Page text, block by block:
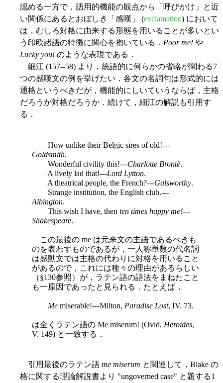
認める一方で，語用的機能の観点から「呼びかけ」と近
い関係にあるとおぼしき「感嘆」 (exclamation) において
は，むしろ対格に由来する形態を用いることが多いとい
う印欧諸語の特徴に関心を抱いている． Poor me! や
Lucky you! のような表現である．
細江 (157--58) より，統語的に何らかの省略が関わる7
つの感嘆文の例を挙げたい．各文の名詞句は形式的には
通格というべきだが，機能的にしいていうならば，主格
だろうか対格だろうか．続けて，細江の解説も引用す
る．
How unlike their Belgic sires of old!---
Goldsmith.
Wonderful civility this!---Charlotte Brontë.
A lively lad that!---Lord Lytton.
A theatrical people, the French?---Galsworthy.
Strange institution, the English club.---
Albington.
This wish I have, then ten times happy me!---
Shakespeare.
この最後の me は元来文の主語であるべきも
のを表わすものであるが，一人称単数の代名詞
は感動文では主格の代わりに対格を用いること
があるので，これには種々の理由があるらしい
（§130参照）が，ラテン語の語法をまねたこと
も一原因であったと見られる．たとえば，
Me miserable!---Milton, Paradise Lost, IV. 73.
は全くラテン語の Me miserum! (Ovid, Heroides,
V. 149) と一致する．
引用最後のラテン語 me miserum と関連して，Blake の
格に関する理論解説書より "ungoverned case" と題する1